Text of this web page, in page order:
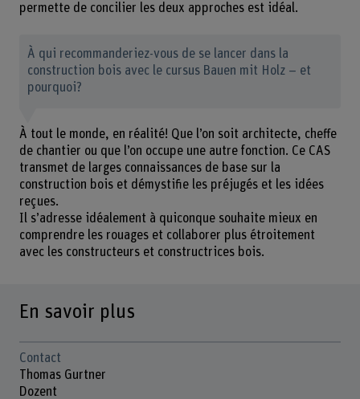
permette de concilier les deux approches est idéal.
À qui recommanderiez-vous de se lancer dans la
construction bois avec le cursus Bauen mit Holz – et
pourquoi?
À tout le monde, en réalité! Que l’on soit architecte, cheffe
de chantier ou que l’on occupe une autre fonction. Ce CAS
transmet de larges connaissances de base sur la
construction bois et démystifie les préjugés et les idées
reçues.
Il s’adresse idéalement à quiconque souhaite mieux en
comprendre les rouages et collaborer plus étroitement
avec les constructeurs et constructrices bois.
En savoir plus
Contact
Thomas Gurtner
Dozent